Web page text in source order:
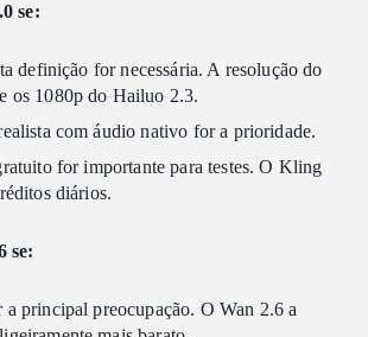
se:
definição for necessária. A resolução do
os 1080p do Hailuo 2.3.
com áudio nativo for a prioridade.
for importante para testes. O Kling
diários.
se:
principal preocupação. O Wan 2.6 a